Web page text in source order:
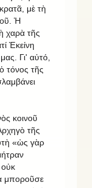
μὲ τὴ
Ἡ
χαρὰ τῆς
Ἐκείνη
Γι' αὐτό,
τόνος τῆς
κοινοῦ
τῆς
«ὡς γὰρ
οὐκ
μποροῦσε